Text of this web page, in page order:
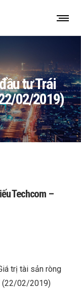
tư Trái
02/2019)
Techcom –
trị tài sản ròng
(22/02/2019)